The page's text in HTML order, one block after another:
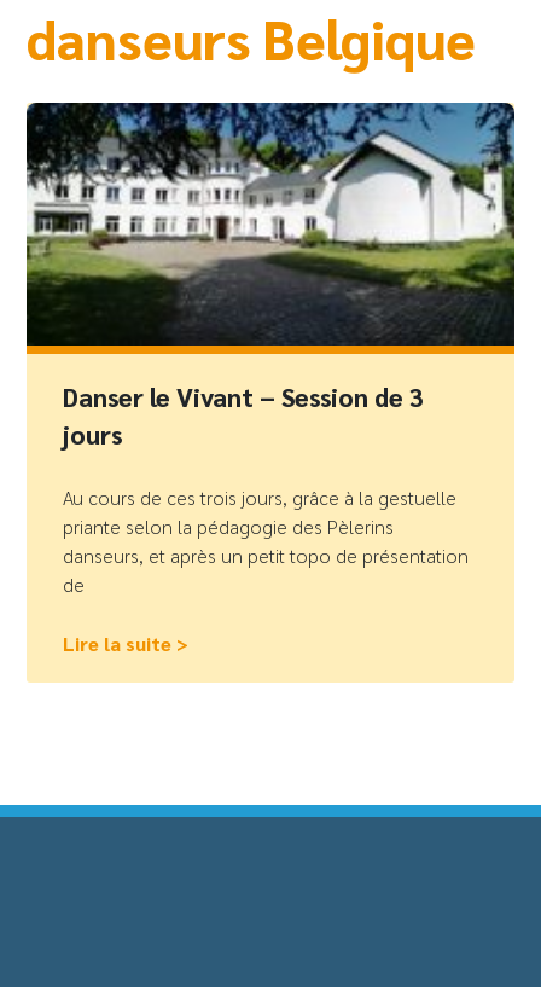
danseurs Belgique
Danser le Vivant – Session de 3
jours
Au cours de ces trois jours, grâce à la gestuelle
priante selon la pédagogie des Pèlerins
danseurs, et après un petit topo de présentation
de
Lire la suite >